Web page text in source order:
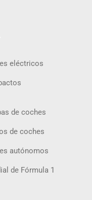
eléctricos
de coches
de coches
autónomos
de Fórmula 1